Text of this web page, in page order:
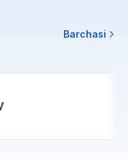
Barchasi